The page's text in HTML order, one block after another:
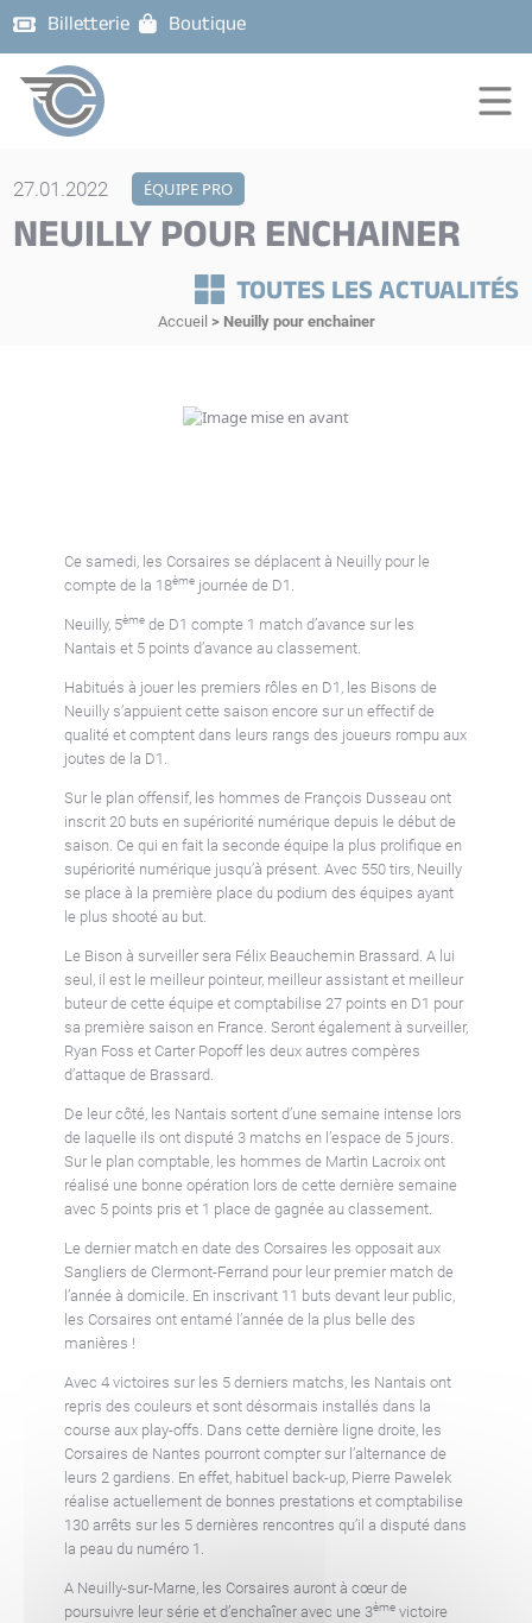
Billetterie Boutique
27.01.2022 ÉQUIPE PRO
NEUILLY POUR ENCHAINER
TOUTES LES ACTUALITÉS
Accueil > Neuilly pour enchainer
Ce samedi, les Corsaires se déplacent à Neuilly pour le
compte de la 18èmejournée de D1.
Neuilly, 5èmede D1 compte 1 match d’avance sur les
Nantais et 5 points d’avance au classement.
Habitués à jouer les premiers rôles en D1, les Bisons de
Neuilly s’appuient cette saison encore sur un effectif de
qualité et comptent dans leurs rangs des joueurs rompu aux
joutes de la D1.
Sur le plan offensif, les hommes de François Dusseau ont
inscrit 20 buts en supériorité numérique depuis le début de
saison. Ce qui en fait la seconde équipe la plus prolifique en
supériorité numérique jusqu’à présent. Avec 550 tirs, Neuilly
se place à la première place du podium des équipes ayant
le plus shooté au but.
Le Bison à surveiller sera Félix Beauchemin Brassard. A lui
seul, il est le meilleur pointeur, meilleur assistant et meilleur
buteur de cette équipe et comptabilise 27 points en D1 pour
sa première saison en France. Seront également à surveiller,
Ryan Foss et Carter Popoff les deux autres compères
d’attaque de Brassard.
De leur côté, les Nantais sortent d’une semaine intense lors
de laquelle ils ont disputé 3 matchs en l’espace de 5 jours.
Sur le plan comptable, les hommes de Martin Lacroix ont
réalisé une bonne opération lors de cette dernière semaine
avec 5 points pris et 1 place de gagnée au classement.
Le dernier match en date des Corsaires les opposait aux
Sangliers de Clermont-Ferrand pour leur premier match de
l’année à domicile. En inscrivant 11 buts devant leur public,
les Corsaires ont entamé l’année de la plus belle des
manières !
Avec 4 victoires sur les 5 derniers matchs, les Nantais ont
repris des couleurs et sont désormais installés dans la
course aux play-offs. Dans cette dernière ligne droite, les
Corsaires de Nantes pourront compter sur l’alternance de
leurs 2 gardiens. En effet, habituel back-up, Pierre Pawelek
réalise actuellement de bonnes prestations et comptabilise
130 arrêts sur les 5 dernières rencontres qu’il a disputé dans
la peau du numéro 1.
A Neuilly-sur-Marne, les Corsaires auront à cœur de
poursuivre leur série et d’enchaîner avec une 3èmevictoire